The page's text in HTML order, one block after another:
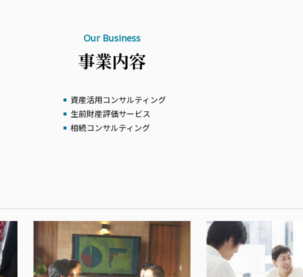
Our Business
事業内容
資産活用コンサルティング
生前財産評価サービス
相続コンサルティング